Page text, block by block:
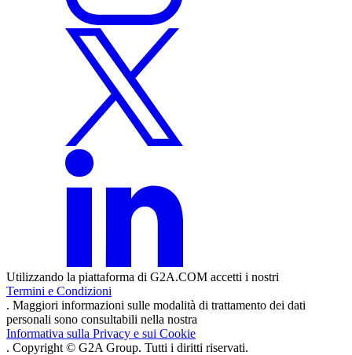
Utilizzando la piattaforma di G2A.COM accetti i nostri
Termini e Condizioni
. Maggiori informazioni sulle modalità di trattamento dei dati
personali sono consultabili nella nostra
Informativa sulla Privacy e sui Cookie
. Copyright © G2A Group. Tutti i diritti riservati.